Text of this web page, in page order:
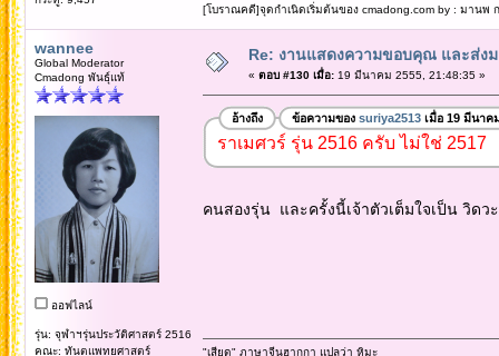
[โบราณคดี]จุดกำเนิดเริ่มต้นของ cmadong.com by : มานพ
wannee
Global Moderator
Cmadong พันธุ์แท้
ออฟไลน์
รุ่น: จุฬาฯรุ่นประวัติศาสตร์ 2516
คณะ: ทันตแพทยศาสตร์
Re: งานแสดงความขอบคุณ และส่ง
« ตอบ #130 เมื่อ:19 มีนาคม 2555, 21:48:35 »
อ้างถึง ข้อความของ suriya2513เมื่อ 19 มีนาค
ราเมศวร์ รุ่น 2516 ครับ ไม่ใช่ 2517
คนสองรุ่น และครั้งนี้เจ้าตัวเต็มใจเป็น วิดว
"เสียด" ภาษาจีนฮากกา แปลว่า หิมะ